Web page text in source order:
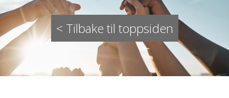
< Tilbake til toppsiden